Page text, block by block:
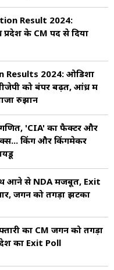
Result 2024:
प्रदेश के CM पद से दिया
Results 2024: ओडिशा
को बंपर बढ़त, आंध्र में
रुझान
गणित, 'CIA' का फैक्टर और
किंग और किंगमेकर
आने से NDA मजबूत, Exit
जगन को तगड़ा झटका
का CM जगन को तगड़ा
का Exit Poll